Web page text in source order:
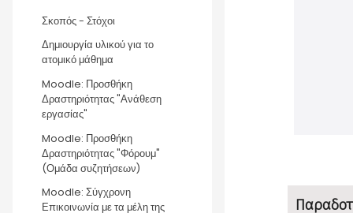
Σκοπός - Στόχοι
Δημιουργία υλικού για το
ατομικό μάθημα
Moodle: Προσθήκη
Δραστηριότητας "Ανάθεση
εργασίας"
Moodle: Προσθήκη
Δραστηριότητας "Φόρουμ"
(Ομάδα συζητήσεων)
Moodle: Σύγχρονη
Επικοινωνία με τα μέλη της